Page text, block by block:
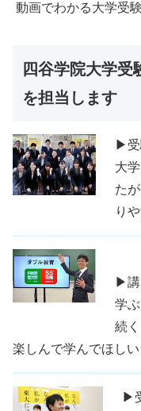
動画でわかる大学受験
四谷学院大学受
を担当します
▶受
大
た
り
▶講
学
続
楽しんで学んでほしい
▶